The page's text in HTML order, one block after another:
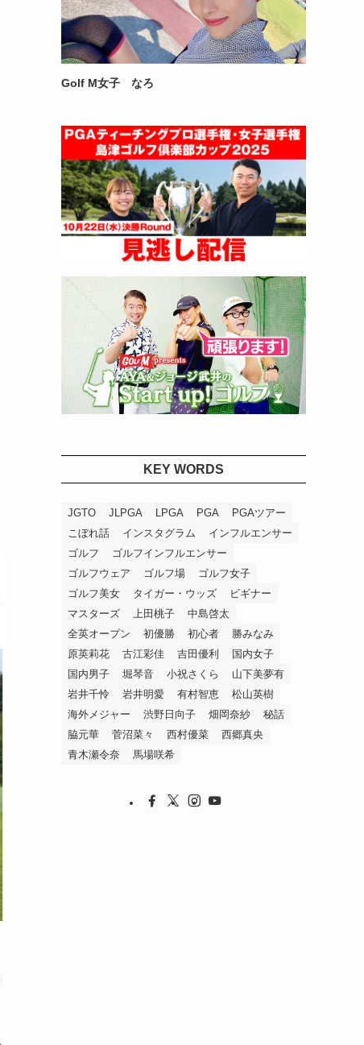
Golf M女子 なろ
KEY WORDS
JGTO JLPGA LPGA PGA
PGAツアー
こぼれ話
インスタグラム
インフルエンサー
ゴルフ
ゴルフインフルエンサー
ゴルフウェア
ゴルフ場
ゴルフ女子
ゴルフ美女
タイガー・ウッズ
ビギナー
マスターズ
上田桃子
中島啓太
全英オープン
初優勝 初心者
勝みなみ
原英莉花
古江彩佳 吉田優利
国内女子
国内男子
堀琴音 小祝さくら
山下美夢有
岩井千怜
岩井明愛 有村智恵
松山英樹
海外メジャー
渋野日向子 畑岡奈紗
秘話
脇元華
菅沼菜々 西村優菜
西郷真央
青木瀬令奈
馬場咲希